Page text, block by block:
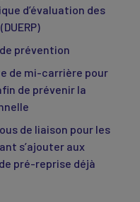
d’évaluation des
prévention
de mi-carrière pour
de prévenir la
de liaison pour les
s’ajouter aux
pré-reprise déjà